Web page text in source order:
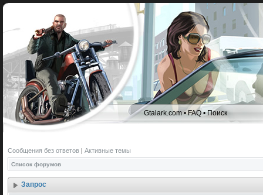
Gtalark.com •FAQ•Поиск
Сообщения без ответов | Активные темы
Список форумов
Запрос